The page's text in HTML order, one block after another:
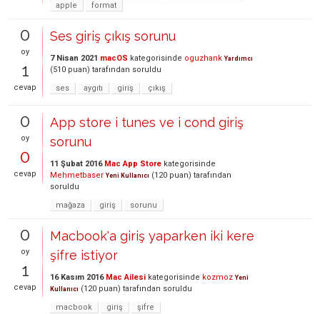
apple
format
0
oy
1
cevap
Ses giriş çıkış sorunu
7 Nisan 2021 macOS kategorisinde oguzhank Yardımcı
(510 puan) tarafından soruldu
ses
aygıtı giriş çıkış
0
oy
0
cevap
App store i tunes ve i cond giriş
sorunu
11 Şubat 2016 Mac App Store kategorisinde
Mehmetbaser Yeni Kullanıcı (120 puan) tarafından
soruldu
mağaza
giriş sorunu
0
oy
1
cevap
Macbook'a giriş yaparken iki kere
şifre istiyor
16 Kasım 2016 Mac Ailesi kategorisinde kozmoz Yeni
Kullanıcı (120 puan) tarafından soruldu
macbook
giriş şifre